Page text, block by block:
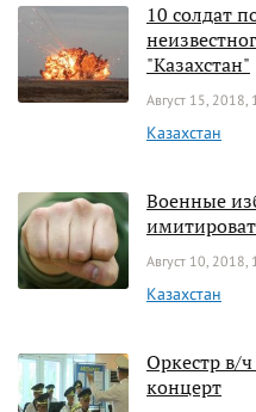
10 солдат
"Казахстан"
Август 15, 2018,
Казахстан
Военные
Август 10, 2018,
Казахстан
Оркестр в/
концерт